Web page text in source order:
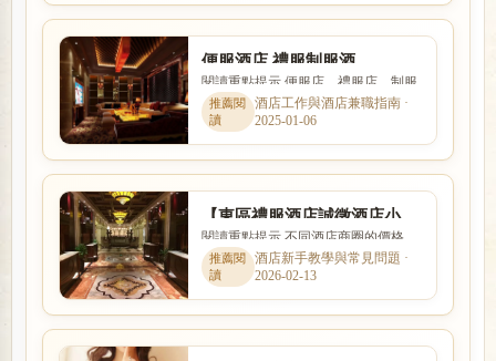
便服酒店,禮服制服酒
店,PianoBar,酒吧ktv派對商務
伴遊
閱讀重點提示 便服店、禮服店、制服
店與日式酒吧的消費方式、工作內容
與客群定位都不相同。本文...
酒店工作與酒店兼職指南 ·
2025-01-06
【東區禮服酒店誠徵酒店小
姐】日保五千、免脫、免秀
舞、免出場S
閱讀重點提示 不同酒店商圈的價格、
客群、交通與店型定位都有差異。本
文以「【東區禮服酒店誠徵...
酒店新手教學與常見問題 ·
2026-02-13